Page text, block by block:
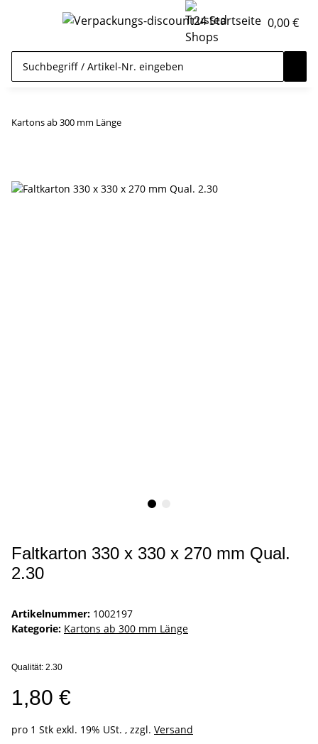
0,00 €
Kartons ab 300 mm Länge
Faltkarton 330 x 330 x 270 mm Qual.
2.30
Artikelnummer: 1002197
Kategorie: Kartons ab 300 mm Länge
Qualität: 2.30
1,80 €
pro 1 Stk exkl. 19% USt. , zzgl. Versand